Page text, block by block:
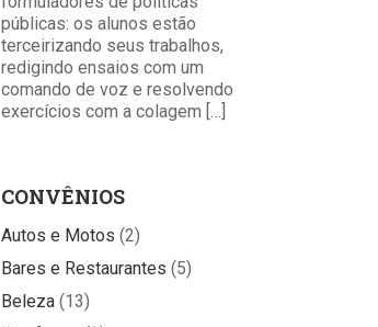
públicas: os alunos estão
terceirizando seus trabalhos,
redigindo ensaios com um
comando de voz e resolvendo
exercícios com a colagem […]
CONVÊNIOS
Autos e Motos (2)
Bares e Restaurantes (5)
Beleza(13)